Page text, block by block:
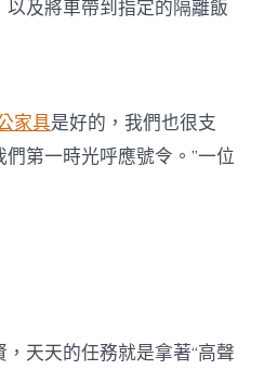
及將車帶到指定的隔離飯
家具是好的，我們也很支
第一時光呼應號令。”一位
天天的任務就是拿著“高聲